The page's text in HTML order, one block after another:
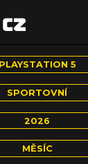
PLAYSTATION 5
SPORTOVNÍ
2026
MĚSÍC